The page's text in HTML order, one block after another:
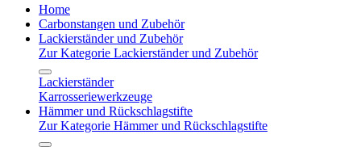
Home
Carbonstangen und Zubehör
Lackierständer und Zubehör
Zur Kategorie Lackierständer und Zubehör
Lackierständer
Karrosseriewerkzeuge
Hämmer und Rückschlagstifte
Zur Kategorie Hämmer und Rückschlagstifte